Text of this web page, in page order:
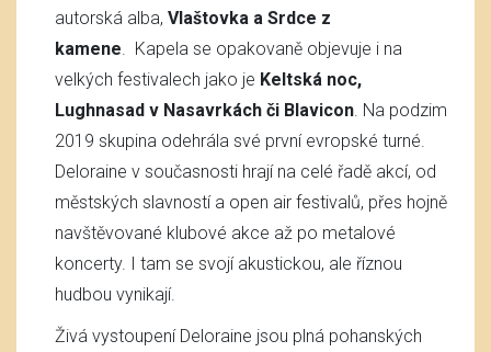
autorská alba, Vlaštovka a Srdce z
kamene. Kapela se opakovaně objevuje i na
velkých festivalech jako je Keltská noc,
Lughnasad v Nasavrkách či Blavicon. Na podzim
2019 skupina odehrála své první evropské turné.
Deloraine v současnosti hrají na celé řadě akcí, od
městských slavností a open air festivalů, přes hojně
navštěvované klubové akce až po metalové
koncerty. I tam se svojí akustickou, ale říznou
hudbou vynikají.
Živá vystoupení Deloraine jsou plná pohanských